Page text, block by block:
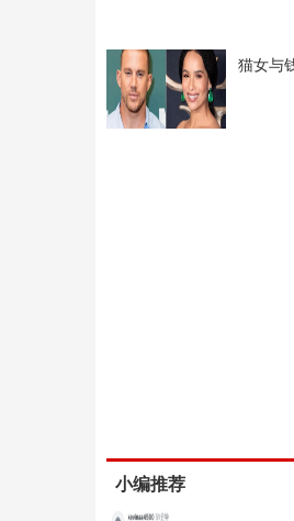
猫女与
小编推荐